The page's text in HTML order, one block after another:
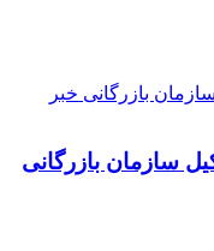
سازمان بازرگانی